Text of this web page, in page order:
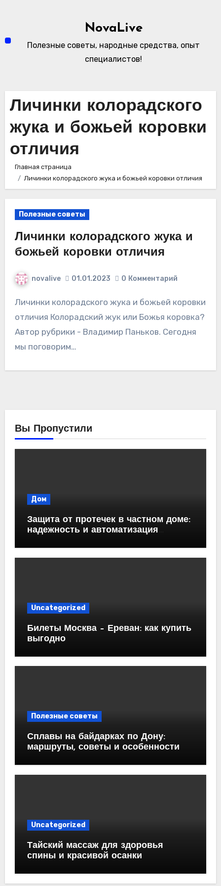
NovaLive
Полезные советы, народные средства, опыт
специалистов!
Личинки колорадского
жука и божьей коровки
отличия
Главная страница
Личинки колорадского жука и божьей коровки отличия
Полезные советы
Личинки колорадского жука и
божьей коровки отличия
novalive 01.01.2023 0 Комментарий
Личинки колорадского жука и божьей коровки
отличия Колорадский жук или Божья коровка?
Автор рубрики - Владимир Паньков. Сегодня
мы поговорим…
Вы Пропустили
Дом
Защита от протечек в частном доме:
надежность и автоматизация
Uncategorized
Билеты Москва – Ереван: как купить
выгодно
Полезные советы
Сплавы на байдарках по Дону:
маршруты, советы и особенности
Uncategorized
Тайский массаж для здоровья
спины и красивой осанки